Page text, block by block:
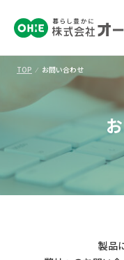
TOP ⁄ お問い合わせ
製品